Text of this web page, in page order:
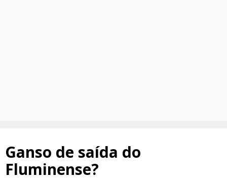
Ganso de saída do
Fluminense?